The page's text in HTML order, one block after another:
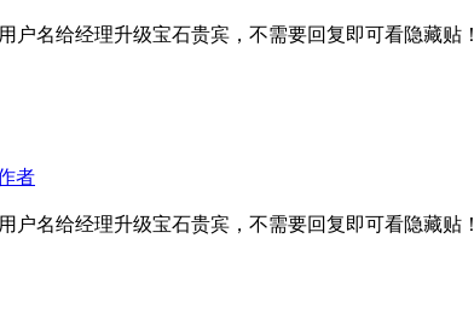
名给经理升级宝石贵宾，不需要回复即可看隐藏贴！
者
名给经理升级宝石贵宾，不需要回复即可看隐藏贴！